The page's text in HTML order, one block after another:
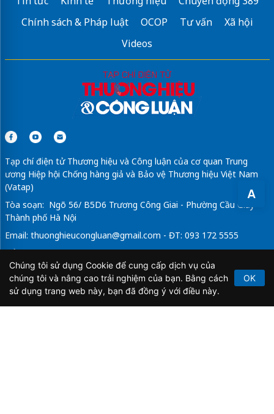
A
Chính sách & Pháp luật
OCOP Tư vấn
Xã hội
Videos
Tạp chí điện tử Thương hiệu và Công luận của cơ quan Trung
ương Hiệp hội Chống hàng giả và Bảo vệ Thương hiệu Việt Nam
(Vatap)
Tòa soạn: Ngõ 56/ B5D6 Trương Công Giai - Phường Cầu Giấy -
Thành phố Hà Nội
Email: thuonghieucongluan@gmail.com - ĐT: 093 172 5555
Tổng Biên Tập: Vũ Đức Thuận
Giấy phép hoạt động báo chí điện tử số 64/GP-BTTTT do Bộ
Thông tin và Truyền thông cấp ngày 21/2/2020.
Chúng tôi sử dụng Cookie để cung cấp dịch vụ của
chúng tôi và nâng cao trải nghiệm của bạn. Bằng cách
sử dụng trang web này, bạn đã đồng ý với điều này.
OK